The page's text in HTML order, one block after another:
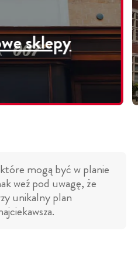
sklepy
mogą być w planie
weź pod uwagę, że
unikalny plan